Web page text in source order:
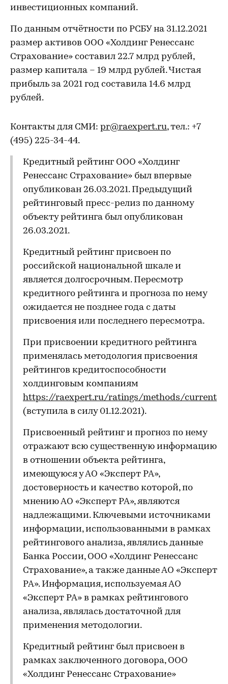
инвестиционных компаний.
По данным отчётности по РСБУ на 31.12.2021
размер активов ООО «Холдинг Ренессанс
Страхование» составил 22.7 млрд рублей,
размер капитала – 19 млрд рублей. Чистая
прибыль за 2021 год составила 14.6 млрд
рублей.
Контакты для СМИ: pr@raexpert.ru, тел.: +7
(495) 225-34-44.
Кредитный рейтинг ООО «Холдинг
Ренессанс Страхование» был впервые
опубликован 26.03.2021. Предыдущий
рейтинговый пресс-релиз по данному
объекту рейтинга был опубликован
26.03.2021.
Кредитный рейтинг присвоен по
российской национальной шкале и
является долгосрочным. Пересмотр
кредитного рейтинга и прогноза по нему
ожидается не позднее года с даты
присвоения или последнего пересмотра.
При присвоении кредитного рейтинга
применялась методология присвоения
рейтингов кредитоспособности
холдинговым компаниям
https://raexpert.ru/ratings/methods/current
(вступила в силу 01.12.2021).
Присвоенный рейтинг и прогноз по нему
отражают всю существенную информацию
в отношении объекта рейтинга,
имеющуюся у АО «Эксперт РА»,
достоверность и качество которой, по
мнению АО «Эксперт РА», являются
надлежащими. Ключевыми источниками
информации, использованными в рамках
рейтингового анализа, являлись данные
Банка России, ООО «Холдинг Ренессанс
Страхование», а также данные АО «Эксперт
РА». Информация, используемая АО
«Эксперт РА» в рамках рейтингового
анализа, являлась достаточной для
применения методологии.
Кредитный рейтинг был присвоен в
рамках заключенного договора, ООО
«Холдинг Ренессанс Страхование»